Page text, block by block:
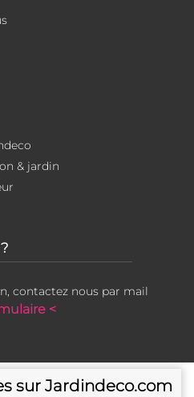
& jardin
contactez nous par mail
<
sur Jardindeco.com